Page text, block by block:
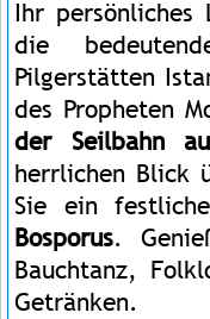
Ihr persönliches
die
Pilgerstätten
des Propheten
der Seilbahn
herrlichen Blick
Sie ein
Bosporus.
Bauchtanz,
Getränken.